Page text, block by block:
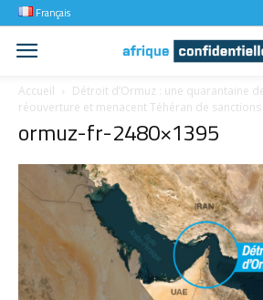
Français
Accueil
Détroit d’Ormuz : une quarantaine
réouverture et menacent Téhéran de sanctions
ormuz-fr-2480×1395